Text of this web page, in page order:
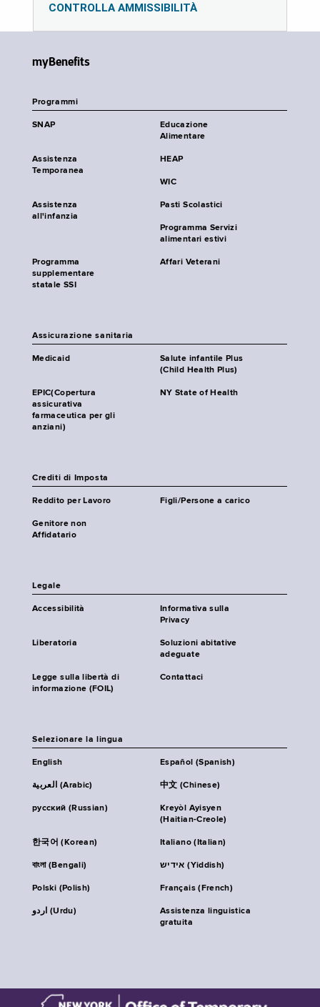
CONTROLLA AMMISSIBILITÀ
myBenefits
Programmi
SNAP
Educazione
Alimentare
Assistenza
Temporanea
HEAP
WIC
Assistenza
all'infanzia
Pasti Scolastici
Programma Servizi
alimentari estivi
Programma
supplementare
statale SSI
Affari Veterani
Assicurazione sanitaria
Medicaid
Salute infantile Plus
(Child Health Plus)
EPIC(Copertura
assicurativa
farmaceutica per gli
anziani)
NY State of Health
Crediti di Imposta
Reddito per Lavoro Figli/Persone a carico
Genitore non
Affidatario
Legale
Accessibilità
Informativa sulla
Privacy
Liberatoria
Soluzioni abitative
adeguate
Legge sulla libertà di
informazione (FOIL)
Contattaci
Selezionare la lingua
English Español (Spanish)
العربية (Arabic) 中文 (Chinese)
русский (Russian)
Kreyòl Ayisyen
(Haitian-Creole)
한국어 (Korean) Italiano (Italian)
বাংলা (Bengali) אידיש (Yiddish)
Polski (Polish) Français (French)
اردو (Urdu)
Assistenza linguistica
gratuita